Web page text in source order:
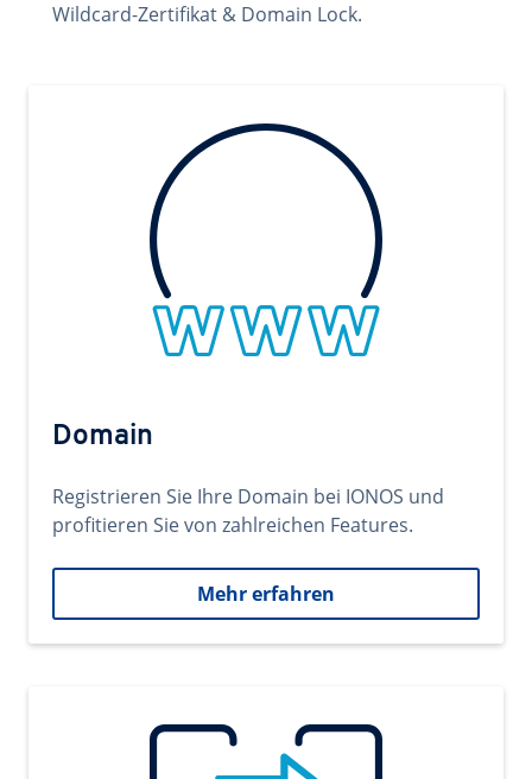
Wildcard-Zertifikat & Domain Lock.
Domain
Registrieren Sie Ihre Domain bei IONOS und
profitieren Sie von zahlreichen Features.
Mehr erfahren